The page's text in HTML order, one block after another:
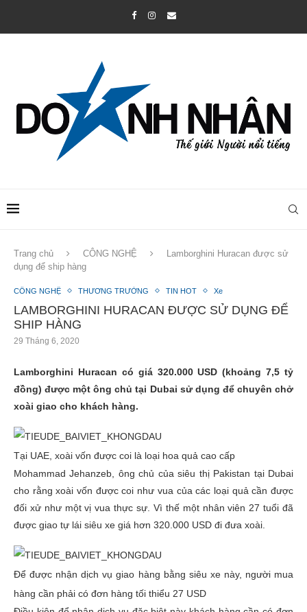
Trang chủ CÔNG NGHỆ
Lamborghini Huracan được sử
dụng để ship hàng
CÔNG NGHỆ THƯƠNG TRƯỜNG TIN HOT Xe
LAMBORGHINI HURACAN ĐƯỢC SỬ DỤNG ĐỂ
SHIP HÀNG
29 Tháng 6, 2020
Lamborghini Huracan có giá 320.000 USD (khoảng 7,5 tỷ
đồng) được một ông chủ tại Dubai sử dụng để chuyên chở
xoài giao cho khách hàng.
Tại UAE, xoài vốn được coi là loại hoa quả cao cấp
Mohammad Jehanzeb, ông chủ của siêu thị Pakistan tại Dubai
cho rằng xoài vốn được coi như vua của các loại quả cần được
đối xử như một vị vua thực sự. Vì thế một nhân viên 27 tuổi đã
được giao tự lái siêu xe giá hơn 320.000 USD đi đưa xoài.
Để được nhận dịch vụ giao hàng bằng siêu xe này, người mua
hàng cần phải có đơn hàng tối thiểu 27 USD